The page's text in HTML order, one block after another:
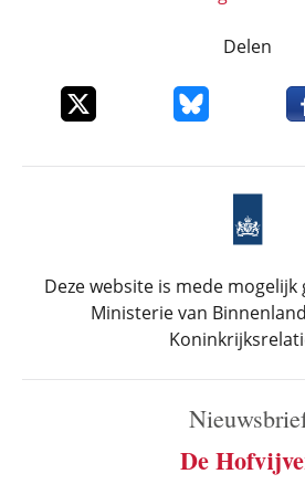
Delen
Deel dit item op XDeel dit item op
Deze website is mede
Ministerie van
De